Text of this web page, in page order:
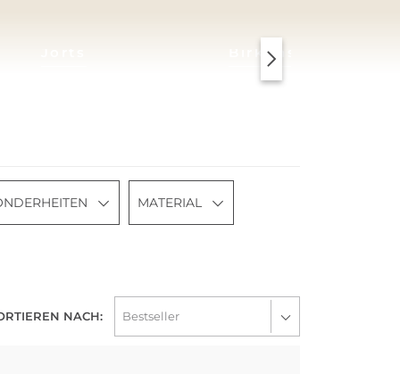
Birkenstock
MATERIAL
NACH: